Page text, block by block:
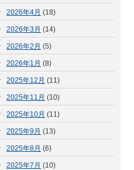
2026年4月 (18)
2026年3月 (14)
2026年2月 (5)
2026年1月 (8)
2025年12月 (11)
2025年11月 (10)
2025年10月 (11)
2025年9月 (13)
2025年8月 (6)
2025年7月 (10)